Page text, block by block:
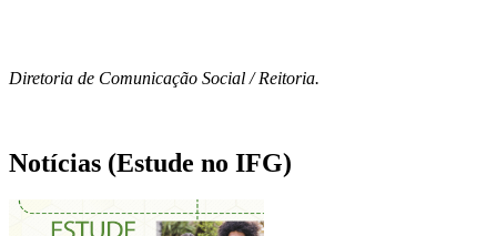
Diretoria de Comunicação Social / Reitoria.
Notícias (Estude no IFG)